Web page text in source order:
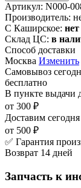
Артикул: N000-
Производитель:
С Каширское:
Склад ЦС: в
Способ доставки
Москва Изменить
Самовывоз
бесплатно
В пункте выдачи
от 300 ₽
Доставим сегодня
от 500 ₽
✅ Гарантия
Возврат 14 дней
Запчасть к